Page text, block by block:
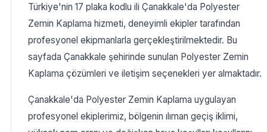
Türkiye'nin 17 plaka kodlu ili Çanakkale'da Polyester
Zemin Kaplama hizmeti, deneyimli ekipler tarafından
profesyonel ekipmanlarla gerçekleştirilmektedir. Bu
sayfada Çanakkale şehirinde sunulan Polyester Zemin
Kaplama çözümleri ve iletişim seçenekleri yer almaktadır.
Çanakkale'da Polyester Zemin Kaplama uygulayan
profesyonel ekiplerimiz, bölgenin ılıman geçiş iklimi,